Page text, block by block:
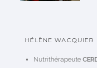
HÉLÈNE WACQUIER
Nutrithérapeute